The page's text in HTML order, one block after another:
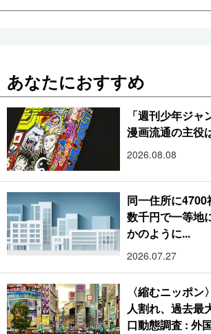
あなたにおすすめ
「週刊少年ジ
漫画流通の主役
2026.08.08
同一住所に
数千円で一等地
かのように...
2026.07.27
〈縮むニッポ
人割れ、過去
口動態調査 : 外